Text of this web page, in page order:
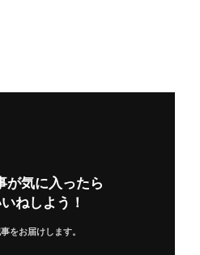
が気に入ったら
ねしよう！
をお届けします。